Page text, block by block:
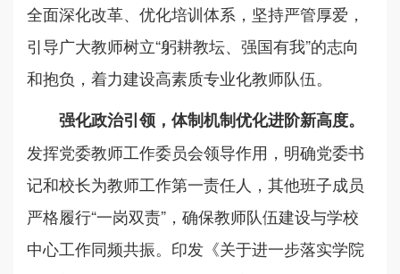
全面深化改革、优化培训体系，坚持严管厚爱，
引导广大教师树立“躬耕教坛、强国有我”的志向
和抱负，着力建设高素质专业化教师队伍。
强化政治引领，体制机制优化进阶新高度。
发挥党委教师工作委员会领导作用，明确党委书
记和校长为教师工作第一责任人，其他班子成员
严格履行“一岗双责”，确保教师队伍建设与学校
中心工作同频共振。印发《关于进一步落实学院